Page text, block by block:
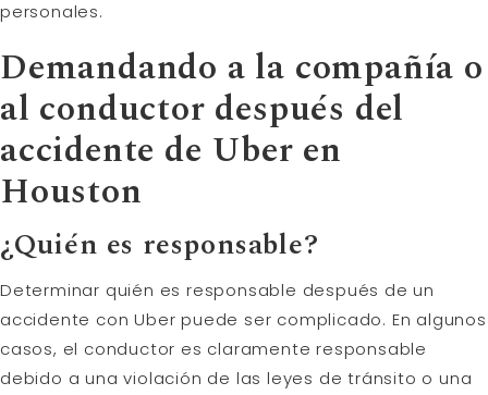
personales.
Demandando a la compañía o
al conductor después del
accidente de Uber en
Houston
¿Quién es responsable?
Determinar quién es responsable después de un
accidente con Uber puede ser complicado. En algunos
casos, el conductor es claramente responsable
debido a una violación de las leyes de tránsito o una